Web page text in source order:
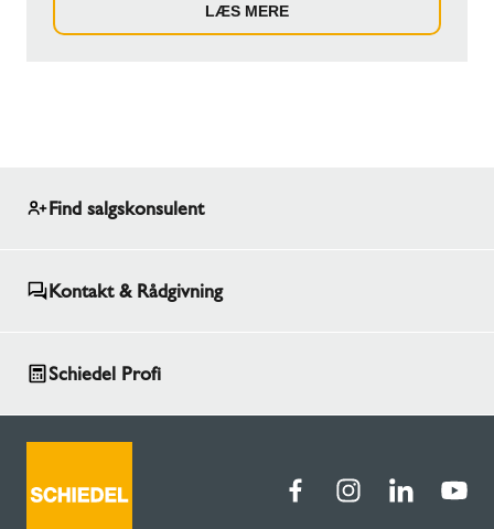
LÆS MERE
Find salgskonsulent
Kontakt & Rådgivning
Schiedel Profi